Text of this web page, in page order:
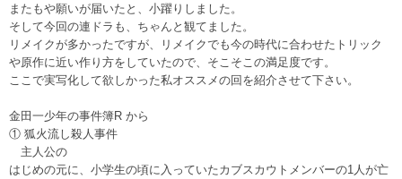
またもや願いが届いたと、小躍りしました。
そして今回の連ドラも、ちゃんと観てました。
リメイクが多かったですが、リメイクでも今の時代に合わせたトリック
や原作に近い作り方をしていたので、そこそこの満足度です。
ここで実写化して欲しかった私オススメの回を紹介させて下さい。
金田一少年の事件簿R から
① 狐火流し殺人事件
主人公の
はじめの元に、小学生の頃に入っていたカブスカウトメンバーの1人が亡